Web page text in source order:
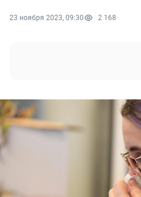
23 ноября 2023, 09:30 2 168